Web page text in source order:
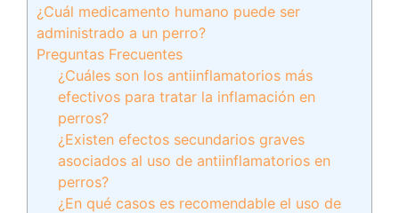
¿Cuál medicamento humano puede ser
administrado a un perro?
Preguntas Frecuentes
¿Cuáles son los antiinflamatorios más
efectivos para tratar la inflamación en
perros?
¿Existen efectos secundarios graves
asociados al uso de antiinflamatorios en
perros?
¿En qué casos es recomendable el uso de